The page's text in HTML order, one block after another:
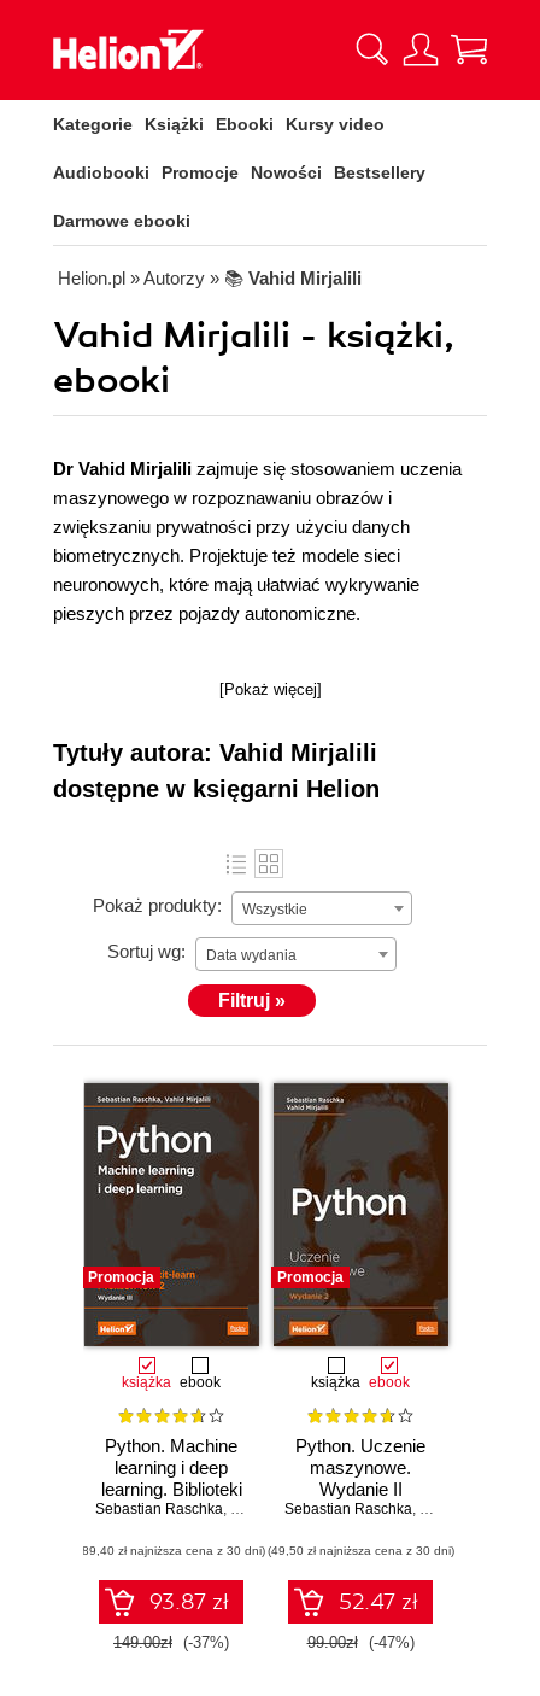
Kategorie Książki Ebooki Kursy video
Audiobooki Promocje Nowości Bestsellery
Darmowe ebooki
Helion.pl » Autorzy » 📚 Vahid Mirjalili
Vahid Mirjalili - książki,
ebooki
Dr Vahid Mirjalili zajmuje się stosowaniem uczenia
maszynowego w rozpoznawaniu obrazów i
zwiększaniu prywatności przy użyciu danych
biometrycznych. Projektuje też modele sieci
neuronowych, które mają ułatwiać wykrywanie
pieszych przez pojazdy autonomiczne.
[Pokaż więcej]
Tytuły autora: Vahid Mirjalili
dostępne w księgarni Helion
Pokaż produkty: Wszystkie
Sortuj wg: Data wydania
Filtruj »
Promocja
książka ebook
Python. Machine
learning i deep
learning. Biblioteki
scikit-learn i
Wydanie III
Sebastian Raschka, Vahid Mirjalili
(89,40 zł najniższa cena z 30 dni)
93.87 zł
149.00zł (-37%)
Promocja
książka ebook
Python. Uczenie
maszynowe.
Wydanie II
Sebastian Raschka, Vahid Mirjalili
(49,50 zł najniższa cena z 30 dni)
52.47 zł
99.00zł (-47%)